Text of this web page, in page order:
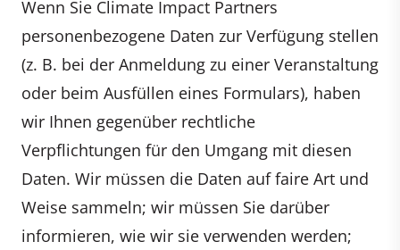
Wenn Sie Climate Impact Partners
personenbezogene Daten zur Verfügung stellen
(z. B. bei der Anmeldung zu einer Veranstaltung
oder beim Ausfüllen eines Formulars), haben
wir Ihnen gegenüber rechtliche
Verpflichtungen für den Umgang mit diesen
Daten. Wir müssen die Daten auf faire Art und
Weise sammeln; wir müssen Sie darüber
informieren, wie wir sie verwenden werden;